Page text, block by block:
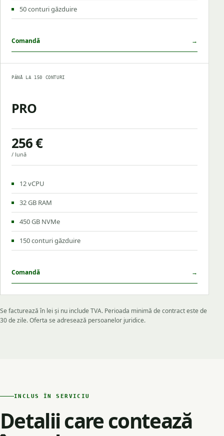
50 conturi găzduire
Comandă →
PÂNĂ LA 150 CONTURI
PRO
256 €
/ lună
12 vCPU
32 GB RAM
450 GB NVMe
150 conturi găzduire
Comandă →
Se facturează în lei și nu include TVA. Perioada minimă de contract este de
30 de zile. Oferta se adresează persoanelor juridice.
INCLUS ÎN SERVICIU
Detalii care contează